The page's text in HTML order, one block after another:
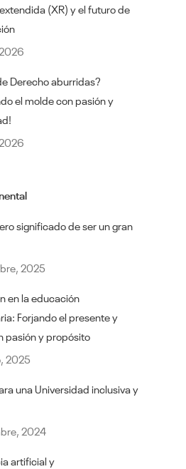
(XR) y el futuro de
Derecho aburridas?
el molde con pasión y
significado de ser un gran
2025
en la educación
Forjando el presente y
pasión y propósito
2025
una Universidad inclusiva y
2024
artificial y